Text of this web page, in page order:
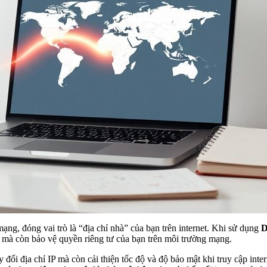
đóng vai trò là “địa chỉ nhà” của bạn trên internet. Khi sử dụng
còn bảo vệ quyền riêng tư của bạn trên môi trường mạng.
địa chỉ IP mà còn cải thiện tốc độ và độ bảo mật khi truy cập